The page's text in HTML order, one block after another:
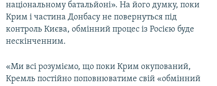
національному батальйоні». На його думку, поки
Крим і частина Донбасу не повернуться під
контроль Києва, обмінний процес із Росією буде
нескінченним.
«Ми всі розуміємо, що поки Крим окупований,
Кремль постійно поповнюватиме свій «обмінний